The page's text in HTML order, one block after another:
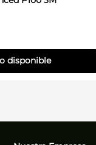
disponible